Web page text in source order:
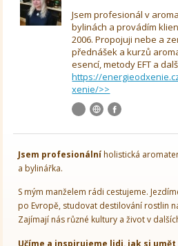
Jsem profesionál v
bylinách a provádím
2006. Propojuji nebe a
přednášek a kurzů
esencí, metody EFT a
https://
xenie/>>
Jsem profesionálníholistická
a bylinářka.
S mým manželem rádi cestujeme.
po Evropě, studovat destilování rostlin
Zajímají nás různé kultury a život v
Učíme a inspirujeme lidi, jak si umět